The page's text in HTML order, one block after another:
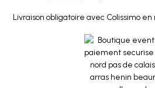
Livraison obligatoire avec Colissimo